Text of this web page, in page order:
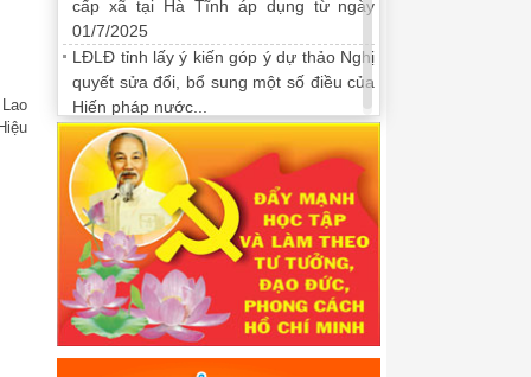
cấp xã tại Hà Tĩnh áp dụng từ ngày
01/7/2025
LĐLĐ tỉnh lấy ý kiến góp ý dự thảo Nghị
quyết sửa đổi, bổ sung một số điều của
Hiến pháp nước...